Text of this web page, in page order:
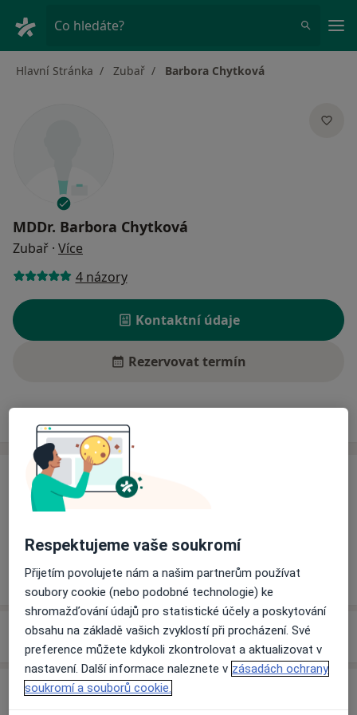
Co hledáte?
Hlavní Stránka Zubař Barbora Chytková
MDDr. Barbora Chytková
Zubař · Více
4 názory
Kontaktní údaje
Rezervovat termín
Ceník
Informace o službách a cenách nejsou k dispozici
svých službách.
Adresa
Názory
Respektujeme vaše soukromí
Přijetím povolujete nám a našim partnerům používat
soubory cookie (nebo podobné technologie) ke
shromažďování údajů pro statistické účely a poskytování
obsahu na základě vašich zvyklostí při procházení. Své
preference můžete kdykoli zkontrolovat a aktualizovat v
nastavení. Další informace naleznete v zásadách ochrany
soukromí a souborů cookie.